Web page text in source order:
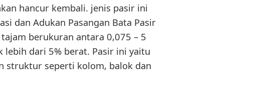
hancur kembali. jenis pasir ini
dan Adukan Pasangan Bata Pasir
berukuran antara 0,075 – 5
dari 5% berat. Pasir ini yaitu
struktur seperti kolom, balok dan